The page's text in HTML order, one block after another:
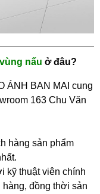
nấu ở đâu?
ÁNH BAN MAI cung
163 Chu Văn
hàng sản phẩm
kỹ thuật viên chính
hàng, đồng thời sản